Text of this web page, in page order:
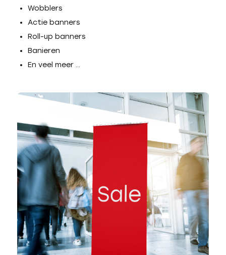
Wobblers
Actie banners
Roll-up banners
Banieren
En veel meer …